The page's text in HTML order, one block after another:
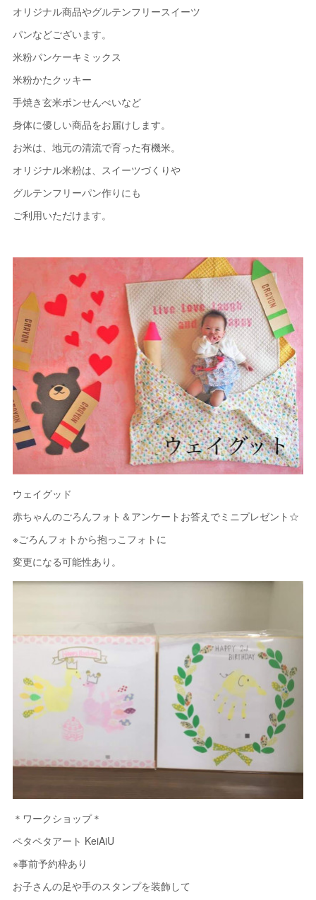
オリジナル商品やグルテンフリースイーツ
パンなどございます。
米粉パンケーキミックス
米粉かたクッキー
手焼き玄米ポンせんべいなど
身体に優しい商品をお届けします。
お米は、地元の清流で育った有機米。
オリジナル米粉は、スイーツづくりや
グルテンフリーパン作りにも
ご利用いただけます。
ウェイグッド
赤ちゃんのごろんフォト＆アンケートお答えでミニプレゼント☆
※ごろんフォトから抱っこフォトに
変更になる可能性あり。
＊ワークショップ＊
ペタペタアート KeiAiU
※事前予約枠あり
お子さんの足や手のスタンプを装飾して